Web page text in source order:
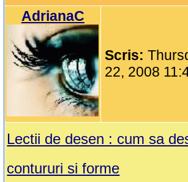
AdrianaC
Scris:
22, 2008
Lectii de desen : cum sa
contururi si forme